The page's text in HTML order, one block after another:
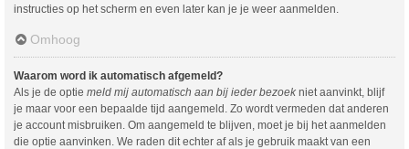
instructies op het scherm en even later kan je je weer aanmelden.
Omhoog
Waarom word ik automatisch afgemeld?
Als je de optie meld mij automatisch aan bij ieder bezoek niet aanvinkt, blijf
je maar voor een bepaalde tijd aangemeld. Zo wordt vermeden dat anderen
je account misbruiken. Om aangemeld te blijven, moet je bij het aanmelden
die optie aanvinken. We raden dit echter af als je gebruik maakt van een